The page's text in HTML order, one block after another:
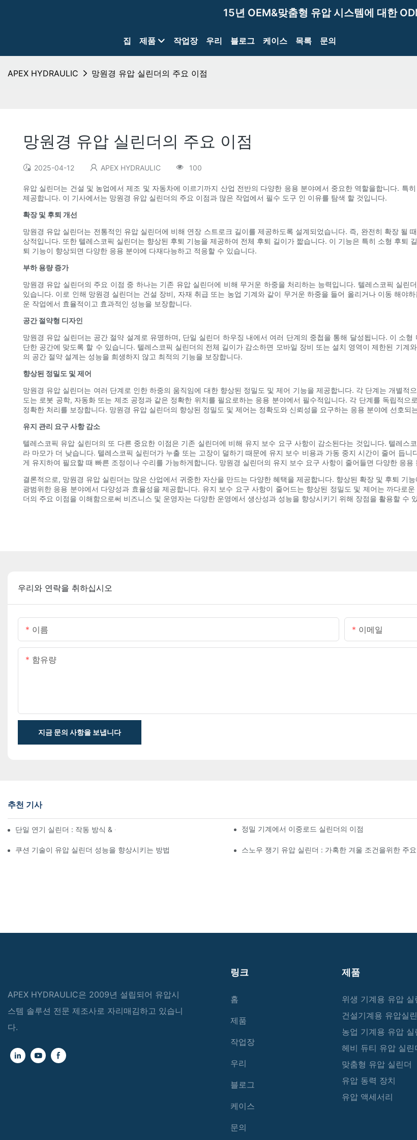
15년 OEM&맞춤형 유압 시스템에 대한
집 제품 작업장 우리 블로그 케이스 목록 문의
APEX HYDRAULIC 망원경 유압 실린더의 주요 이점
망원경 유압 실린더의 주요 이점
2025-04-12 APEX HYDRAULIC 100
유압 실린더는 건설 및 농업에서 제조 및 자동차에 이르기까지 산업 전반의 다양한 응용 분야에서 중요한 역할을합니다. 특
제공합니다. 이 기사에서는 망원경 유압 실린더의 주요 이점과 많은 작업에서 필수 도구 인 이유를 탐색 할 것입니다.
확장 및 후퇴 개선
망원경 유압 실린더는 전통적인 유압 실린더에 비해 연장 스트로크 길이를 제공하도록 설계되었습니다. 즉, 완전히 확장 될
상적입니다. 또한 텔레스코픽 실린더는 향상된 후퇴 기능을 제공하여 전체 후퇴 길이가 짧습니다. 이 기능은 특히 소형 후퇴
퇴 기능이 향상되면 다양한 응용 분야에 다재다능하고 적응할 수 있습니다.
부하 용량 증가
망원경 유압 실린더의 주요 이점 중 하나는 기존 유압 실린더에 비해 무거운 하중을 처리하는 능력입니다. 텔레스코픽 실
있습니다. 이로 인해 망원경 실린더는 건설 장비, 자재 취급 또는 농업 기계와 같이 무거운 하중을 들어 올리거나 이동 해야
운 작업에서 효율적이고 효과적인 성능을 보장합니다.
공간 절약형 디자인
망원경 유압 실린더는 공간 절약 설계로 유명하며, 단일 실린더 하우징 내에서 여러 단계의 중첩을 통해 달성됩니다. 이 소
단한 공간에 맞도록 할 수 있습니다. 텔레스코픽 실린더의 전체 길이가 감소하면 모바일 장비 또는 설치 영역이 제한된 기계
의 공간 절약 설계는 성능을 희생하지 않고 최적의 기능을 보장합니다.
향상된 정밀도 및 제어
망원경 유압 실린더는 여러 단계로 인한 하중의 움직임에 대한 향상된 정밀도 및 제어 기능을 제공합니다. 각 단계는 개별
도는 로봇 공학, 자동화 또는 제조 공정과 같은 정확한 위치를 필요로하는 응용 분야에서 필수적입니다. 각 단계를 독립적
정확한 처리를 보장합니다. 망원경 유압 실린더의 향상된 정밀도 및 제어는 정확도와 신뢰성을 요구하는 응용 분야에 선호되
유지 관리 요구 사항 감소
텔레스코픽 유압 실린더의 또 다른 중요한 이점은 기존 실린더에 비해 유지 보수 요구 사항이 감소된다는 것입니다. 텔레
라 마모가 더 낮습니다. 텔레스코픽 실린더가 누출 또는 고장이 덜하기 때문에 유지 보수 비용과 가동 중지 시간이 줄어 듭
게 ​​유지하여 필요할 때 빠른 조정이나 수리를 가능하게합니다. 망원경 실린더의 유지 보수 요구 사항이 줄어들면 다양한 응
결론적으로, 망원경 유압 실린더는 많은 산업에서 귀중한 자산을 만드는 다양한 혜택을 제공합니다. 향상된 확장 및 후퇴 기
광범위한 응용 분야에서 다양성과 효율성을 제공합니다. 유지 보수 요구 사항이 줄어드는 향상된 정밀도 및 제어는 까다로
더의 주요 이점을 이해함으로써 비즈니스 및 운영자는 다양한 운영에서 생산성과 성능을 향상시키기 위해 장점을 활용할 수
우리와 연락을 취하십시오
이름 이메일
함유량
지금 문의 사항을 보냅니다
추천 기사
단일 연기 실린더 : 작동 방식 & 공통 응용 프로그램 정밀 기계에서 이중로드 실린더의 이점
쿠션 기술이 유압 실린더 성능을 향상시키는 방법 스노우 쟁기 유압 실린더 : 가혹한 겨울 조건을위한 주
APEX HYDRAULIC은 2009년 설립되어 유압시
스템 솔루션 전문 제조사로 자리매김하고 있습니
다.
링크
홈
제품
작업장
우리
블로그
케이스
문의
제품
위생 기계용 유압 실
건설기계용 유압실
농업 기계용 유압 실
헤비 듀티 유압 실린
맞춤형 유압 실린더
유압 동력 장치
유압 액세서리